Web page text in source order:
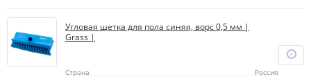
Угловая щетка для пола синяя, ворс 0,5 мм |
Grass |
Страна Россия